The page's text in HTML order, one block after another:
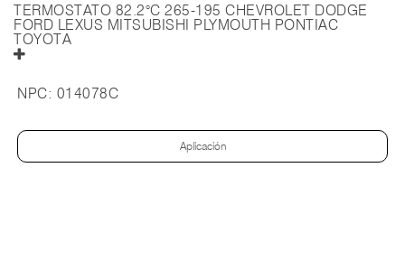
TERMOSTATO 82.2°C 265-195 CHEVROLET DODGE
FORD LEXUS MITSUBISHI PLYMOUTH PONTIAC
TOYOTA
NPC: 014078C
Aplicación